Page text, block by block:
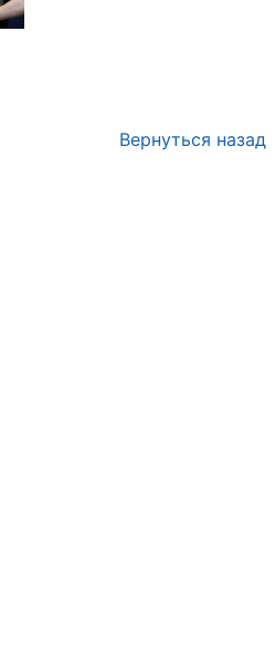
Вернуться назад